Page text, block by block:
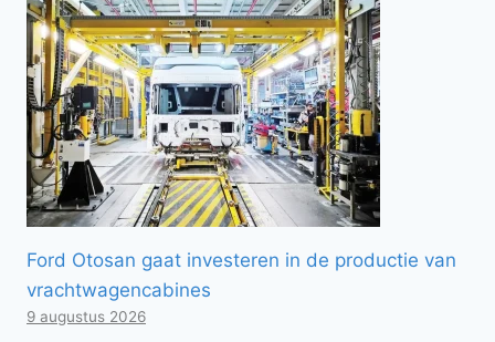
Ford Otosan gaat investeren in de productie van
vrachtwagencabines
9 augustus 2026